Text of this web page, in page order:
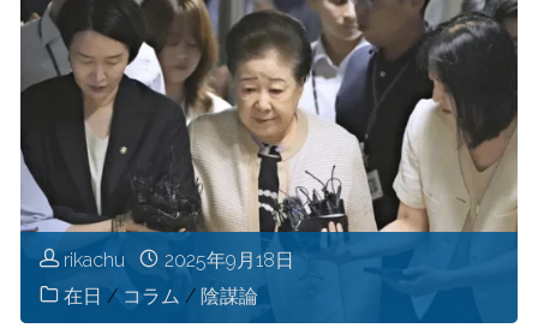
rikachu
2025年9月18日
在日 / コラム / 陰謀論